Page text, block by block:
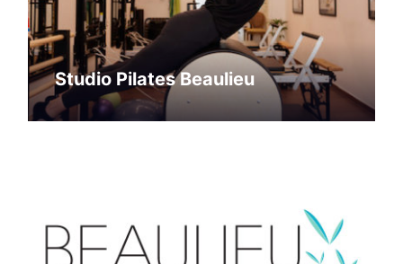
Studio Pilates Beaulieu